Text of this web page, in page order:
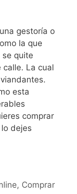
gestoría o
la que
quite
calle. La cual
esta
comprar
dejes
, Comprar